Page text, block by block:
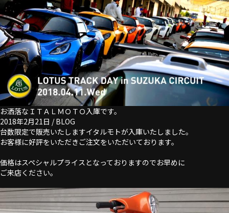
お洒落なＩＴＡＬＭＯＴＯ入庫です。
2018年2月21日 /BLOG
台数限定で販売いたしますイタルモトが入庫いたしました。
お客様に好評をいただきご注文をいただいております。
価格はスペシャルプライスとなっておりますのでお早めに
ご来店ください。